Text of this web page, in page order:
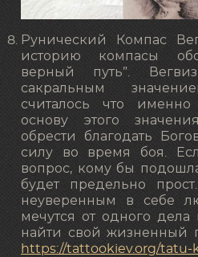
Рунический Компас
историю компасы
верный путь”.
сакральным
считалось что
основу этого
обрести благодать
силу во время боя.
вопрос, кому бы подошла
будет предельно
неуверенным в себе
мечутся от одного
найти свой жизненный
https://tattookiev.org/tatu-